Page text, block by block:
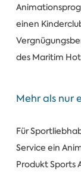
einen
des Maritim
Mehr als nur
Für
Service ein
Produkt Sports